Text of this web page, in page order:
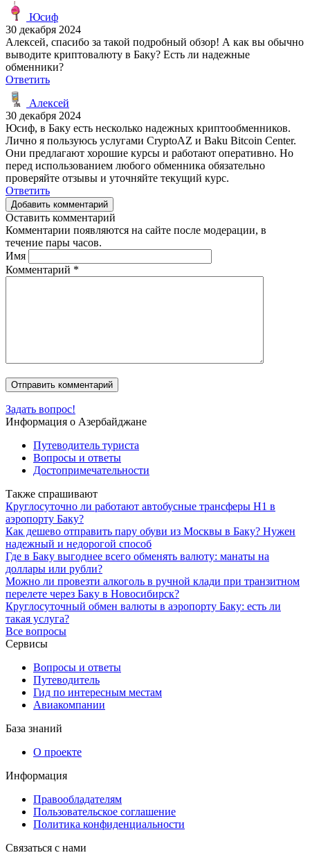
Юсиф
30 декабря 2024
Алексей, спасибо за такой подробный обзор! А как вы обычно
выводите криптовалюту в Баку? Есть ли надежные
обменники?
Ответить
Алексей
30 декабря 2024
Юсиф, в Баку есть несколько надежных криптообменников.
Лично я пользуюсь услугами CryptoAZ и Baku Bitcoin Center.
Они предлагают хорошие курсы и работают оперативно. Но
перед использованием любого обменника обязательно
проверяйте отзывы и уточняйте текущий курс.
Ответить
Добавить комментарий
Оставить комментарий
Комментарии появляются на сайте после модерации, в
течение пары часов.
Имя
Комментарий *
Задать вопрос!
Информация о Азербайджане
Путеводитель туриста
Вопросы и ответы
Достопримечательности
Также спрашивают
Круглосуточно ли работают автобусные трансферы H1 в
аэропорту Баку?
Как дешево отправить пару обуви из Москвы в Баку? Нужен
надежный и недорогой способ
Где в Баку выгоднее всего обменять валюту: манаты на
доллары или рубли?
Можно ли провезти алкоголь в ручной клади при транзитном
перелете через Баку в Новосибирск?
Круглосуточный обмен валюты в аэропорту Баку: есть ли
такая услуга?
Все вопросы
Сервисы
Вопросы и ответы
Путеводитель
Гид по интересным местам
Авиакомпании
База знаний
О проекте
Информация
Правообладателям
Пользовательское соглашение
Политика конфиденциальности
Связаться с нами